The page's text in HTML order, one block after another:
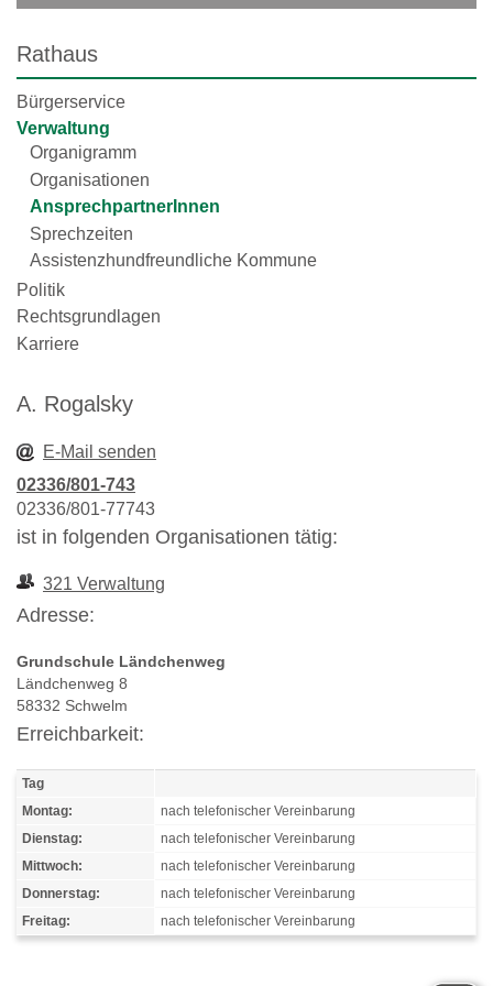
Rathaus
Bürgerservice
Verwaltung
Organigramm
Organisationen
AnsprechpartnerInnen
Sprechzeiten
Assistenzhundfreundliche Kommune
Politik
Rechtsgrundlagen
Karriere
A. Rogalsky
E-Mail senden
02336/801-743
02336/801-77743
ist in folgenden Organisationen tätig:
321 Verwaltung
Adresse:
Grundschule Ländchenweg
Ländchenweg 8
58332 Schwelm
Erreichbarkeit:
Tag
Montag: nach telefonischer Vereinbarung
Dienstag: nach telefonischer Vereinbarung
Mittwoch: nach telefonischer Vereinbarung
Donnerstag: nach telefonischer Vereinbarung
Freitag: nach telefonischer Vereinbarung